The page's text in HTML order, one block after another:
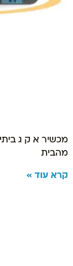
מכשיר א ק ג
מהבית
קרא עוד »